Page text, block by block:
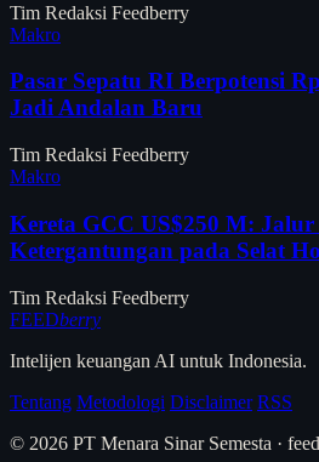
Tim Redaksi Feedberry
Makro
Pasar Sepatu RI Berpotensi
Jadi Andalan Baru
Tim Redaksi Feedberry
Makro
Kereta GCC US$250 M:
Ketergantungan pada Selat
Tim Redaksi Feedberry
FEEDberry
Intelijen keuangan AI untuk Indonesia.
Tentang Metodologi Disclaimer RSS
© 2026 PT Menara Sinar Semesta ·